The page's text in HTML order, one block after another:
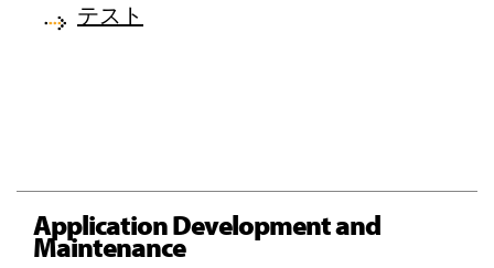
テスト
Application Development and
Maintenance